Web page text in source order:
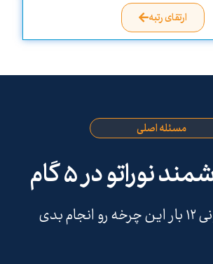
ارتقای رتبه
مسئله اصلی
نوراتو در ۵ گام
بدی